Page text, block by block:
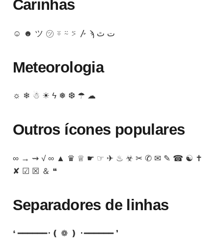
Carinhas
☺ ☻ ツ ㋡ ⍤ ⍨ ⍩ 〴 ϡ ت ﭢ
Meteorologia
☼ ❄ ☃ ☀ ϟ ❅ ❆ ☂ ☁︎
Outros ícones populares
∞ → ⇝ √ ∞ ▲ ♛ ♕ ☛ ☞ ✈ ♨ ☣ ✂ ✆ ✉ ✎ ☎ ☯ ✝
✘ ☑ ☒ ＆ ❝
Separadores de linhas
❛ ━━━━━━･❪ ❁ ❫ ･━━━━━━ ❜